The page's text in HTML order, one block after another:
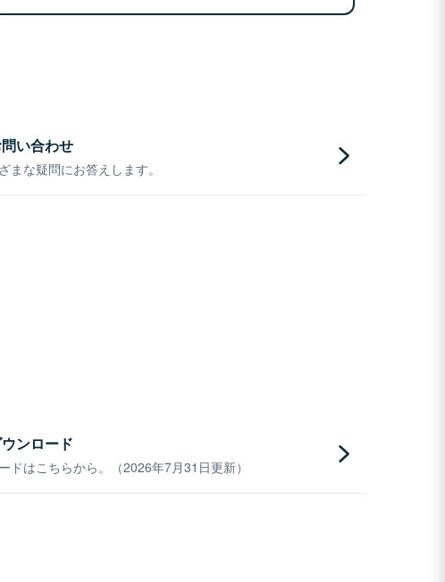
い合わせ
まな疑問にお答えします。
ンロード
ドはこちらから。（2026年7月31日更新）